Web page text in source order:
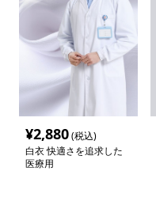
¥2,880(税込)
白衣 快適さを追求した
医療用